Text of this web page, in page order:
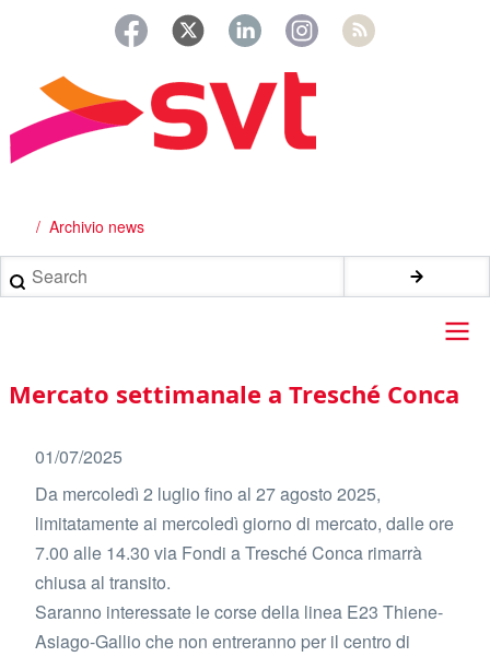
principale
Briciole
di
pane
Archivio news
Search
Main
navigation
Mercato settimanale a Tresché Conca
01/07/2025
Da mercoledì 2 luglio fino al 27 agosto 2025,
limitatamente ai mercoledì giorno di mercato, dalle ore
7.00 alle 14.30 via Fondi a Tresché Conca rimarrà
chiusa al transito.
Saranno interessate le corse della linea E23 Thiene-
Asiago-Gallio che non entreranno per il centro di